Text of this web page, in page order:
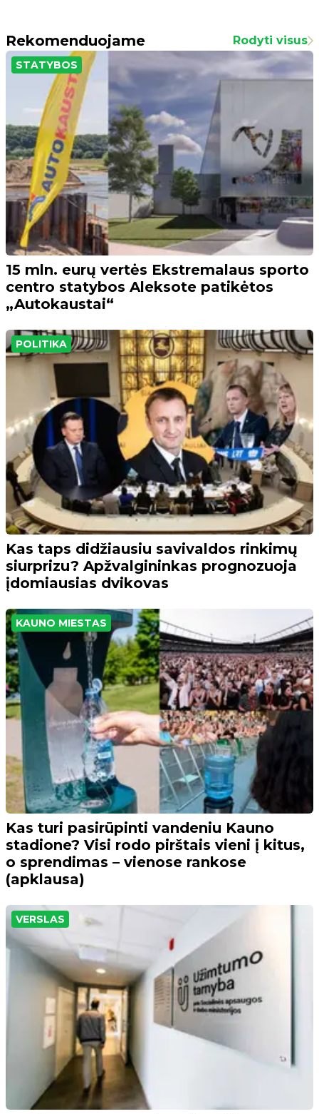
Rekomenduojame Rodyti visus
STATYBOS
15 mln. eurų vertės Ekstremalaus sporto
centro statybos Aleksote patikėtos
„Autokaustai“
POLITIKA
Kas taps didžiausiu savivaldos rinkimų
siurprizu? Apžvalgininkas prognozuoja
įdomiausias dvikovas
KAUNO MIESTAS
Kas turi pasirūpinti vandeniu Kauno
stadione? Visi rodo pirštais vieni į kitus,
o sprendimas – vienose rankose
(apklausa)
VERSLAS